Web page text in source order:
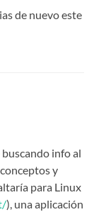
de nuevo este
info al
y
para Linux
), una aplicación